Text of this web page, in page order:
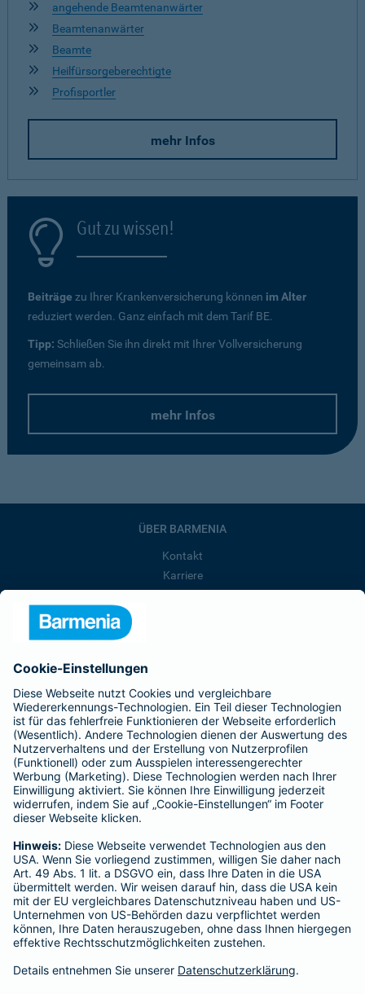
angehende Beamtenanwärter
Beamtenanwärter
Beamte
Heilfürsorgeberechtigte
Profisportler
mehr Infos
Gut zu wissen!
Beiträge zu Ihrer Krankenversicherung können im Alter
reduziert werden. Ganz einfach mit dem Tarif BE.
Tipp: Schließen Sie ihn direkt mit Ihrer Vollversicherung
gemeinsam ab.
mehr Infos
ÜBER BARMENIA
Kontakt
Karriere
Barmenia ist Teil der BarmeniaGothaer
BELIEBTE SEITEN
Kranken-Zusatzversicherung
Tierversicherungen
Haftpflichtversicherung
Hausratversicherung
Adresse ändern
Schaden melden
Kilometerstandsmeldung
Serviceübersicht